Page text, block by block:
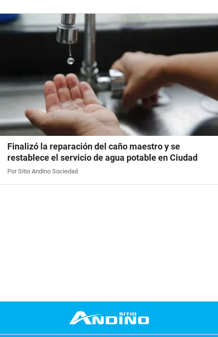
Finalizó la reparación del caño maestro y se
restablece el servicio de agua potable en Ciudad
Por Sitio Andino Sociedad